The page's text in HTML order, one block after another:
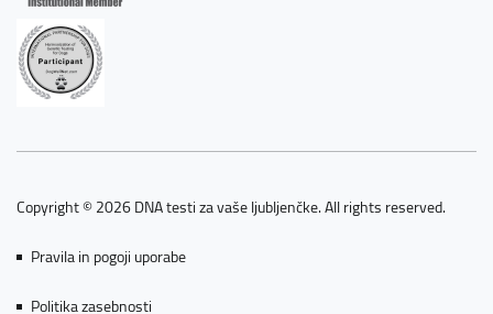
Copyright © 2026 DNA testi za vaše ljubljenčke. All rights reserved.
Pravila in pogoji uporabe
Politika zasebnosti